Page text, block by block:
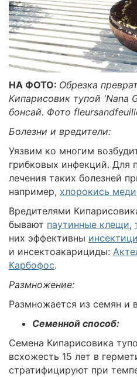
НА ФОТО: Обрезка
Кипарисовик тупой 'Nana
бонсай. Фото
Болезни и вредители:
Уязвим ко многим
грибковых инфекций. Для
лечения таких болезней
например, хлорокись меди
Вредителями
бывают паутинные клещи,
них эффективны
и инсектоакарициды:
Карбофос.
Размножение:
Размножается из семян и
Семенной способ:
Семена Кипарисовика
всхожесть 15 лет в
стратифицируют при